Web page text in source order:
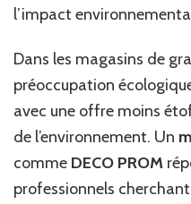
l’impact
Dans les magasins de
préoccupation
avec une offre moins
de l’environnement. Un
comme DECO PROM
professionnels